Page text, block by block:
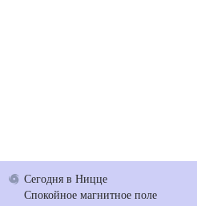
Сегодняв Ницце
Спокойное магнитное поле